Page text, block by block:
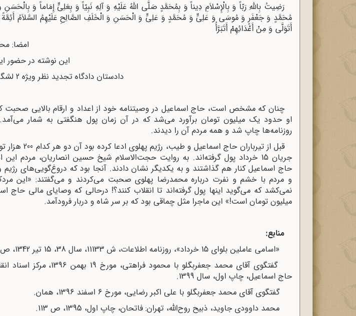
رَضِیتُ بِاللَّهِ رَبّاً وَ بِالْإِسْلاَمِ دِیناً وَ بِمُحَمَّدٍ صَلَّى اللَّهُ عَلَیْهِ وَ آلِهِ نَبِیّاً وَ بِعَلِیٍّ إِمَاماً وَ
مُحَمَّدٍ وَ جَعْفَرٍ وَ مُوسَى وَ عَلِیٍّ وَ مُحَمَّدٍ وَ عَلِیٍّ وَ الْحَسَنِ وَ الْخَلَفِ الصَّالِحِ عَلَیْهِمُ السَّلاَمُ أَئِمَّةً
أَتَوَلَّى وَ مِنْ أَعْدَائِهِمْ أَتَبَرَّأُ
امضا:
این نوشته در حضور
دادستان دادگاه تجدید نظر ویژه 2 لشگر گارد سرهنگ قانع
چنان‌ که مشخص است، حاج اسماعیل در وصیتنامه‌ خود از اعداد و ارقام بالایی
او حدود یک میلیون تومان برآورد می‌شد که در آن زمان پول هنگفتی به شمار
روزنامه‌ها چاپ شد و همه مردم آن را دیدند.
قبل از تیرباران حاج
جریان 15 خرداد پول گرفته‌اند. به روایت حجت‌الاسلام شیخ حسین انصاریان، مردم این
حاج اسماعیل کنار هم گذاشتند و به یکدیگر نشان دادند. آنجا بود که دروغ‌گویی‌های
و مردم با خشم و نفرت درباره محمدرضا پهلوی صحبت می‌کردند و می‌گفتند: «این
نمی‌کشد که می‌گوید اینها پول گرفته‌اند تا انقلاب کنند؟! درحالی که وصایای مالی حاج
میلیون تومان است!» این ماجرا مثل چماقی بود که بر سر شاه و دربار فرودآمد.
منابع:
«اسامی عاملین بلوای 15 خرداد»، روزنامه اطلاعات، ش 11133، سال 38، 15 تیر 1342، ص 1 و 13 .
گفتگوی آقای محمد جعفربگلو با محمود
حاج اسماعیل، چاپ اول، سال 1399.
گفتگوی آقای محمد جعفربگلو با علی اکبر رضایی، مورخ 6 اسفند 1396، همان.
محمد داوودی ‌جاوید، ذبیح روح‌الله، تهران: فاتحان، چاپ اول، 1395، ص 113.